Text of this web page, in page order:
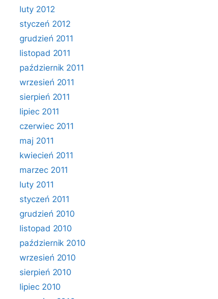
luty 2012
styczeń 2012
grudzień 2011
listopad 2011
październik 2011
wrzesień 2011
sierpień 2011
lipiec 2011
czerwiec 2011
maj 2011
kwiecień 2011
marzec 2011
luty 2011
styczeń 2011
grudzień 2010
listopad 2010
październik 2010
wrzesień 2010
sierpień 2010
lipiec 2010